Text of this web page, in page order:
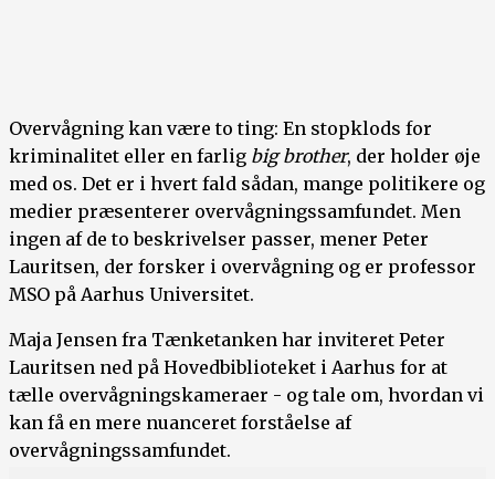
Overvågning kan være to ting: En stopklods for
kriminalitet eller en farlig big brother, der holder øje
med os. Det er i hvert fald sådan, mange politikere og
medier præsenterer overvågningssamfundet. Men
ingen af de to beskrivelser passer, mener Peter
Lauritsen, der forsker i overvågning og er professor
MSO på Aarhus Universitet.
Maja Jensen fra Tænketanken har inviteret Peter
Lauritsen ned på Hovedbiblioteket i Aarhus for at
tælle overvågningskameraer - og tale om, hvordan vi
kan få en mere nuanceret forståelse af
overvågningssamfundet.